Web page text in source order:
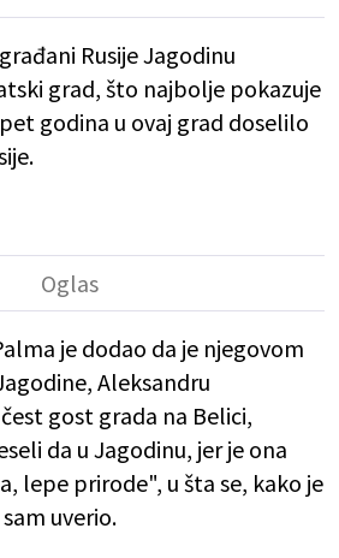
Rusije Jagodinu
grad, što najbolje pokazuje
godina u ovaj grad doselilo
je dodao da je njegovom
Aleksandru
gost grada na Belici,
da u Jagodinu, jer je ona
lepe prirode", u šta se, kako je
uverio.